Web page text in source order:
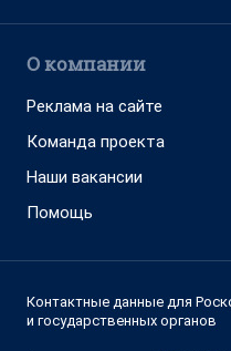
О компании
Реклама на сайте
Команда проекта
Наши вакансии
Помощь
Контактные данные для
и государственных органов